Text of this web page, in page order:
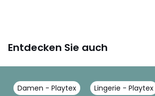
Entdecken Sie auch
Damen - Playtex Lingerie - Playtex